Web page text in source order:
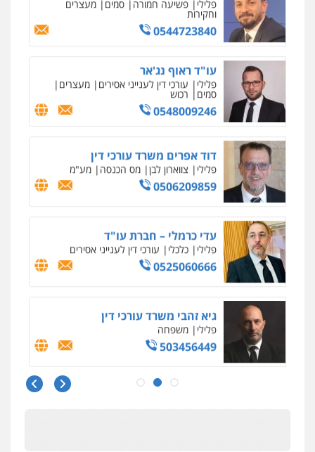
וחקירות
0544723840
פלילי עורכי דין לענייני אסירים
סמים רכוש
0548009246
פלילי צווארון לבן מס הכנסה
0506209859
פלילי כלכלי עורכי דין לענייני אסירים
0525060666
פלילי משפחה
503456449
עו"ד איהאב ג'לג'ולי
עורכי דין לענייני